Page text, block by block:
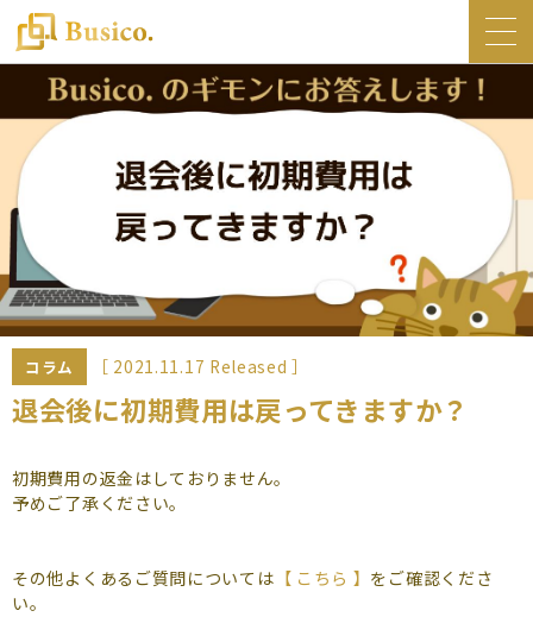
トップ
Busico.について
Busico.銀座
料金・サービス
お知らせ
NEWS
Busico.通信
コラム ［ 2021.11.17 Released ］
退会後に初期費用は戻ってきますか？
初期費用の返金はしておりません。
予めご了承ください。
その他よくあるご質問については 【 こちら 】 をご確認くださ
い。